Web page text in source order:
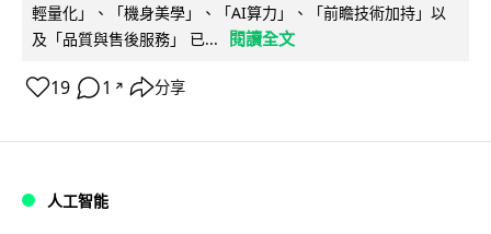
輕量化」、「機身美學」、「AI算力」、「前瞻技術加持」以
及「品質與售後服務」 已...
閱讀全文
19 1 ↗ 分享
人工智能